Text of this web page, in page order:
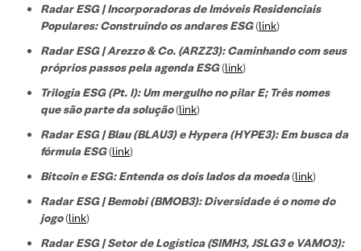
Radar ESG | Incorporadoras de Imóveis Residenciais
Populares: Construindo os andares ESG(link)
Radar ESG | Arezzo & Co. (ARZZ3): Caminhando com seus
próprios passos pela agenda ESG(link)
Trilogia ESG (Pt. I): Um mergulho no pilar E; Três nomes
que são parte da solução(link)
Radar ESG | Blau (BLAU3) e Hypera (HYPE3): Em busca da
fórmula ESG(link)
Bitcoin e ESG: Entenda os dois lados da moeda(link)
Radar ESG | Bemobi (BMOB3): Diversidade é o nome do
jogo(link)
Radar ESG | Setor de Logística (SIMH3, JSLG3 e VAMO3):